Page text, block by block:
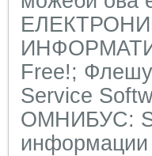
Free!;
Service
ОМНИБУС:
информации